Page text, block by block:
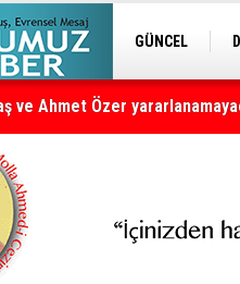
GÜNCEL
yönetimi kayyuma devredildi